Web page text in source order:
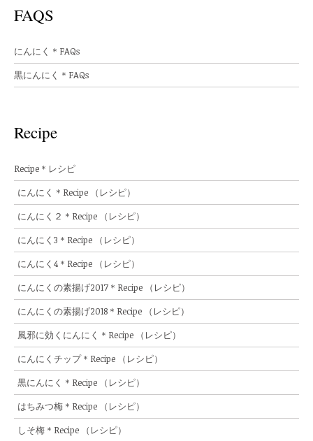
FAQS
にんにく＊FAQs
黒にんにく＊FAQs
Recipe
Recipe＊レシピ
にんにく＊Recipe （レシピ）
にんにく２＊Recipe （レシピ）
にんにく3＊Recipe （レシピ）
にんにく4＊Recipe （レシピ）
にんにくの素揚げ2017＊Recipe （レシピ）
にんにくの素揚げ2018＊Recipe （レシピ）
風邪に効くにんにく＊Recipe （レシピ）
にんにくチップ＊Recipe （レシピ）
黒にんにく＊Recipe （レシピ）
はちみつ梅＊Recipe （レシピ）
しそ梅＊Recipe （レシピ）